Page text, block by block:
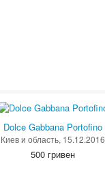
Dolce Gabbana Portofino
Киев и область, 15.12.2016
500 гривен